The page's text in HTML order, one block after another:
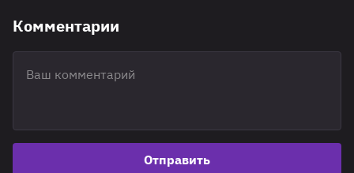
Комментарии
Отправить